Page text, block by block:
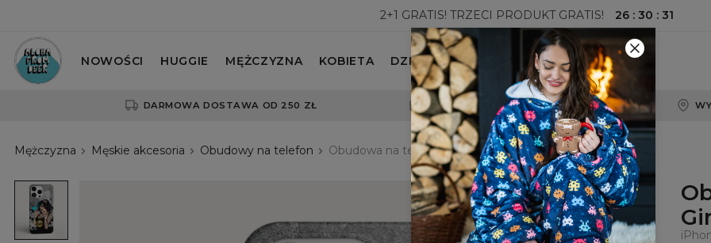
2+1 GRATIS! TRZECI PRODUKT GRATIS! 26: 30 : 30
NOWOŚCI HUGGIE MĘŻCZYZNA KOBIETA DZIECKO
DARMOWA DOSTAWA OD 250 ZŁ 100-DNIOWE PRAWO ZWROTU
Mężczyzna Męskie akcesoria Obudowy na telefon Obudowa na telefon Rebel Girl